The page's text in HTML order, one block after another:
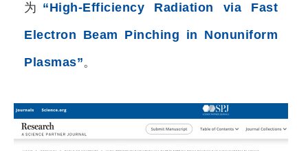
为 “High-Efficiency Radiation via Fast
Electron Beam Pinching in Nonuniform
Plasmas”。